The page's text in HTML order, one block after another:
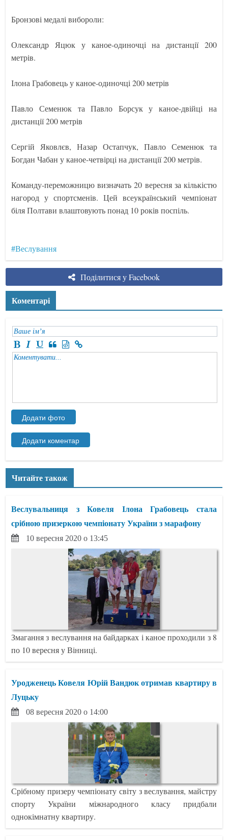
Бронзові медалі вибороли:
Олександр Яцюк у каное-одиночці на дистанції 200
метрів.
Ілона Грабовець у каное-одиночці 200 метрів
Павло Семенюк та Павло Борсук у каное-двійці на
дистанції 200 метрів
Сергій Яковлєв, Назар Остапчук, Павло Семенюк та
Богдан Чабан у каное-четвірці на дистанції 200 метрів.
Команду-переможницю визначать 20 вересня за кількістю
нагород у спортсменів. Цей всеукраїнський чемпіонат
біля Полтави влаштовують понад 10 років поспіль.
#Веслування
Поділитися у Facebook
Коментарі
Читайте також
Веслувальниця з Ковеля Ілона Грабовець стала
срібною призеркою чемпіонату України з марафону
10 вересня 2020 о 13:45
Змагання з веслування на байдарках і каное проходили з 8
по 10 вересня у Вінниці.
Уродженець Ковеля Юрій Вандюк отримав квартиру в
Луцьку
08 вересня 2020 о 14:00
Срібному призеру чемпіонату світу з веслування, майстру
спорту України міжнародного класу придбали
однокімнатну квартиру.